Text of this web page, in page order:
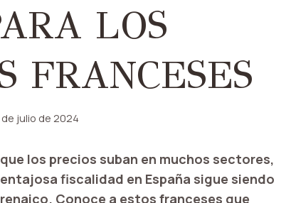
LOS
FRANCESES
de julio de 2024
los precios suban en muchos sectores,
fiscalidad en España sigue siendo
Conoce a estos franceses que